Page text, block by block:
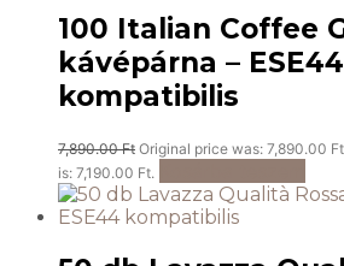
100 Italian Coffee
kávépárna – ESE44
kompatibilis
7,890.00Ft Original price was: 7,890.00
is: 7,190.00 Ft.